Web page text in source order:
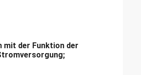
mit der Funktion der